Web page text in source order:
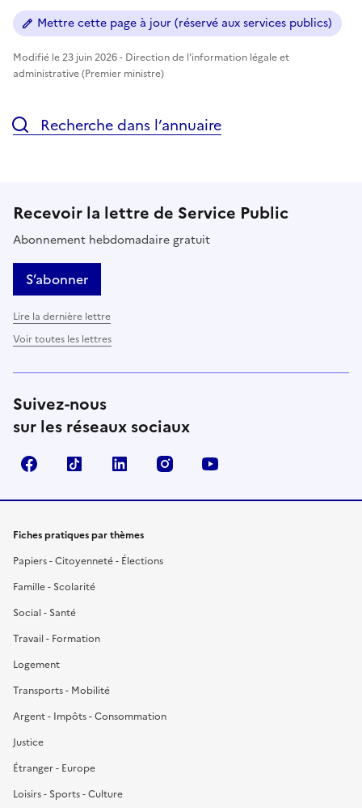
Mettre cette page à jour (réservé aux services publics)
Modifié le 23 juin 2026 - Direction de l'information légale et
administrative (Premier ministre)
Recherche dans l’annuaire
Recevoir la lettre de Service Public
Abonnement hebdomadaire gratuit
S’abonner
Lire la dernière lettre
Voir toutes les lettres
Suivez-nous
sur les réseaux sociaux
FacebookTikTok LinkedIn Instagram
Fiches pratiques par thèmes
Papiers - Citoyenneté - Élections
Famille - Scolarité
Social - Santé
Travail - Formation
Logement
Transports - Mobilité
Argent - Impôts - Consommation
Justice
Étranger - Europe
Loisirs - Sports - Culture